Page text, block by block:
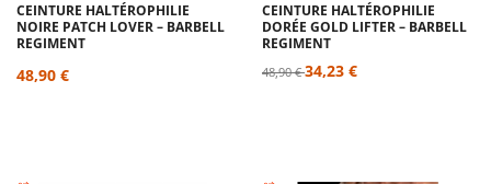
CEINTURE HALTÉROPHILIE
NOIRE PATCH LOVER – BARBELL
REGIMENT
48,90 €
CEINTURE HALTÉROPHILIE
DORÉE GOLD LIFTER – BARBELL
REGIMENT
48,90 €34,23 €